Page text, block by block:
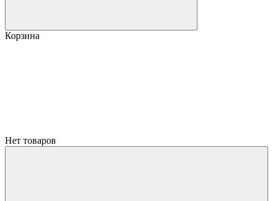
Корзина
Нет товаров